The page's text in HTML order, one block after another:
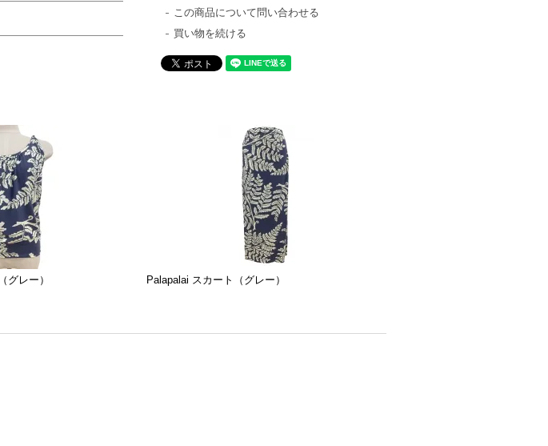
この商品について問い合わせる
買い物を続ける
グレー） Palapalai スカート（グレー）